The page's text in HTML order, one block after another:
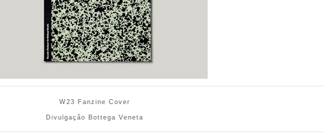
W23 Fanzine Cover
Divulgação Bottega Veneta